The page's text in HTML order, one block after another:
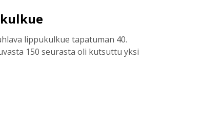
lippukulkue tapatuman 40.
150 seurasta oli kutsuttu yksi